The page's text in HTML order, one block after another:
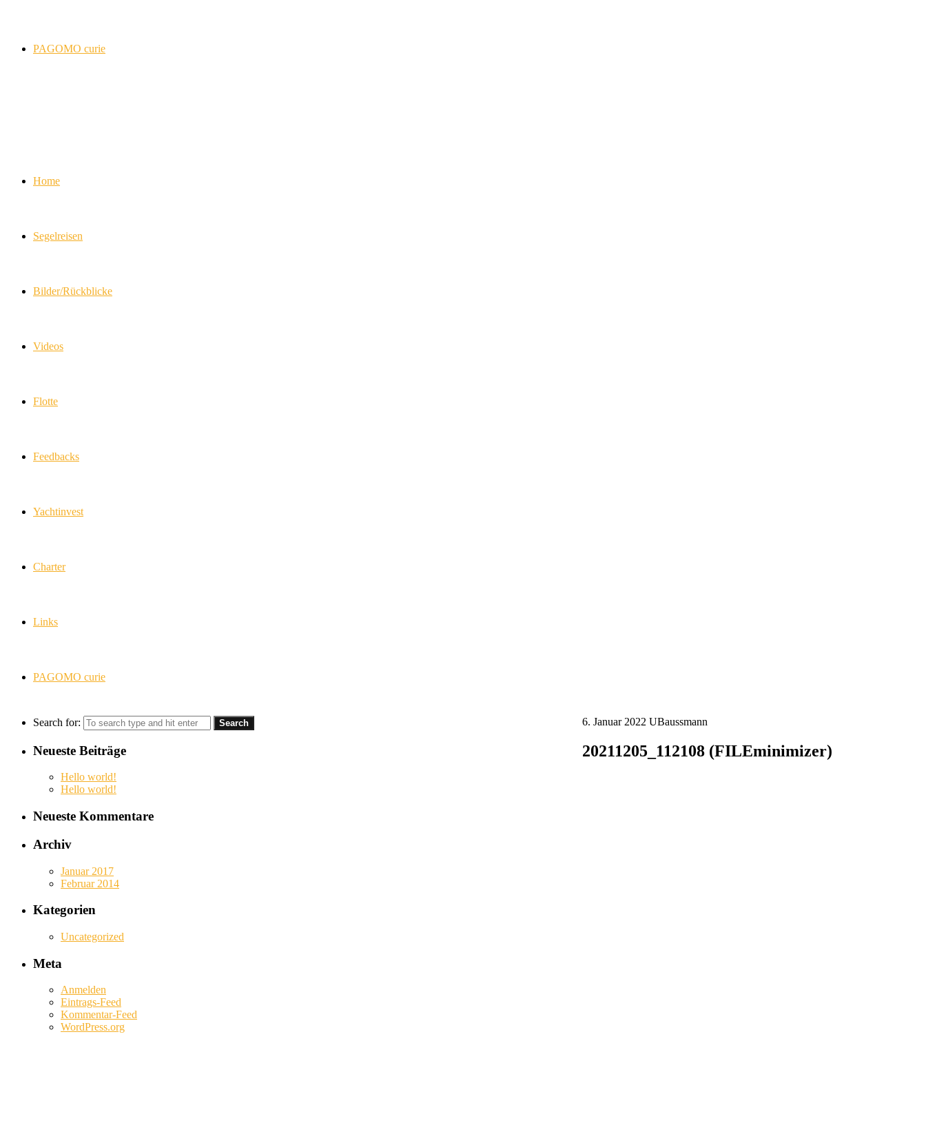
PAGOMO curie
Home
Segelreisen
Bilder/Rückblicke
Videos
Flotte
Feedbacks
Yachtinvest
Charter
Links
PAGOMO curie
6. Januar 2022 UBaussmann
20211205_112108 (FILEminimizer)
Search for:
Neueste Beiträge
Hello world!
Hello world!
Neueste Kommentare
Archiv
Januar 2017
Februar 2014
Kategorien
Uncategorized
Meta
Anmelden
Eintrags-Feed
Kommentar-Feed
WordPress.org